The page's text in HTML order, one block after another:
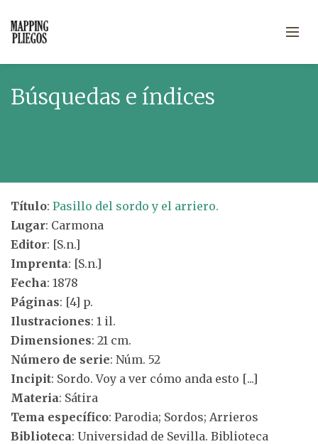
Búsquedas e índices
Título: Pasillo del sordo y el arriero.
Lugar: Carmona
Editor: [S.n.]
Imprenta: [S.n.]
Fecha: 1878
Páginas: [4] p.
Ilustraciones: 1 il.
Dimensiones: 21 cm.
Número de serie: Núm. 52
Incipit: Sordo. Voy a ver cómo anda esto [...]
Materia: Sátira
Tema específico: Parodia; Sordos; Arrieros
Biblioteca: Universidad de Sevilla. Biblioteca